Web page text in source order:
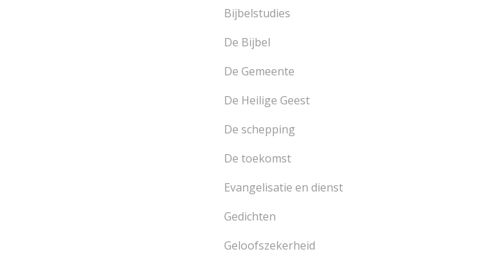
Bijbelstudies
De Bijbel
De Gemeente
De Heilige Geest
De schepping
De toekomst
Evangelisatie en dienst
Gedichten
Geloofszekerheid